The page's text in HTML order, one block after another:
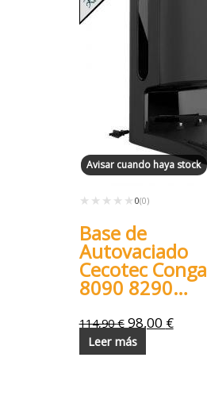
Avisar cuando haya stock
★★★★★
★★★★★ 0(0)
Base de
Autovaciado
Cecotec Conga
8090 8290
114,90€ 98,00 €
Leer más